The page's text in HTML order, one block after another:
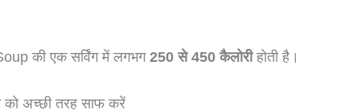
की एक सर्विंग में लगभग 250 से 450 कैलोरीहोती है।
को अच्छी तरह साफ करें